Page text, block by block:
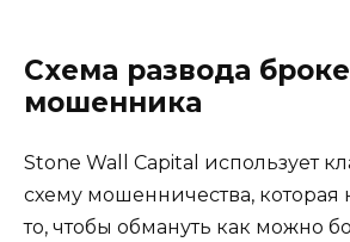
Схема развода
мошенника
Stone Wall Capital использует
схему мошенничества, которая
то, чтобы обмануть как можно